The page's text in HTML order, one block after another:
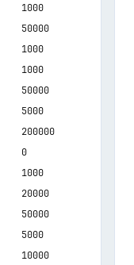
1000
50000
1000
1000
50000
5000
200000
0
1000
20000
50000
5000
10000